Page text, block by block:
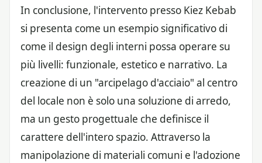
In conclusione, l'intervento presso Kiez Kebab
si presenta come un esempio significativo di
come il design degli interni possa operare su
più livelli: funzionale, estetico e narrativo. La
creazione di un "arcipelago d'acciaio" al centro
del locale non è solo una soluzione di arredo,
ma un gesto progettuale che definisce il
carattere dell'intero spazio. Attraverso la
manipolazione di materiali comuni e l'adozione